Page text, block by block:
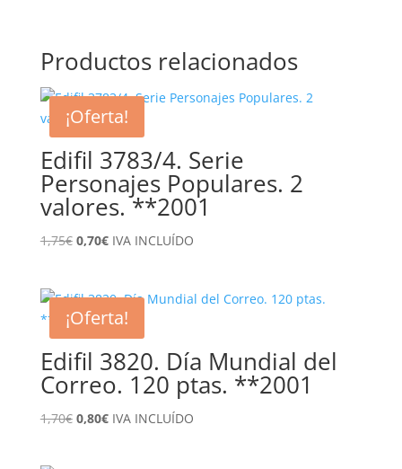
Productos relacionados
¡Oferta!
Edifil 3783/4. Serie
Personajes Populares. 2
valores. **2001
1,75€ El
era:
1,75€.
0,70€El
es:
0,70€.
IVA INCLUÍDO
¡Oferta!
Edifil 3820. Día Mundial del
Correo. 120 ptas. **2001
1,70€ El
0,80€ElIVA INCLUÍDO